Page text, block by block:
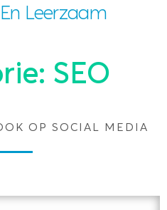
Leerzaam
SEO
OP SOCIAL MEDIA